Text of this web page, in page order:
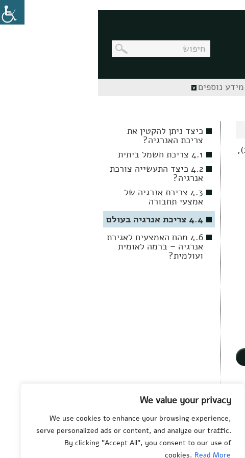
We value your privacy
We use cookies to enhance your browsing experience,
serve personalized ads or content, and analyze our traffic.
By clicking "Accept All", you consent to our use of
cookies. Read More
נוספים
כיצד ניתן להקטין את
צריכת האנרגיה?
4.1 צריכת חשמל ביתית
4.2 כיצד התעשייה צורכת
אנרגיה?
4.3 צריכת אנרגיה של
אמצעי תחבורה
4.4 צריכת אנרגיה בעולם
4.6 מהם האמצעים לאגירת
אנרגיה – ברמה לאומית
ועולמית?
© All rights reserved
Department of